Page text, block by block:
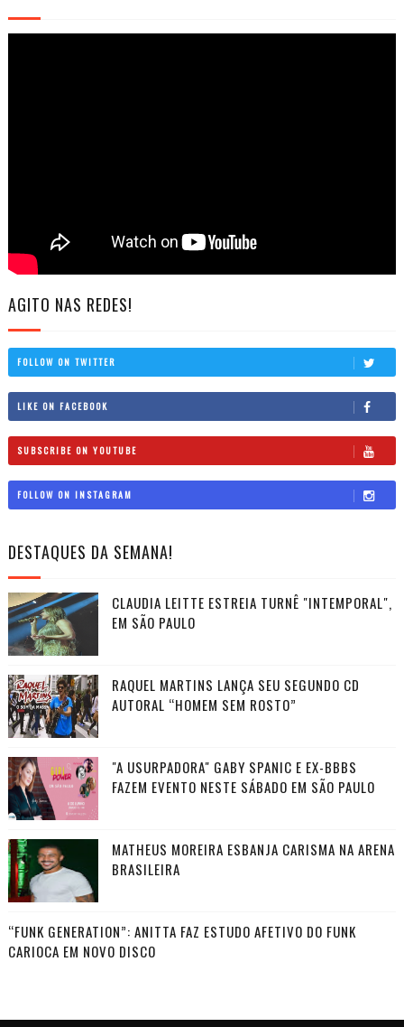
AGITO NAS REDES!
FOLLOW ON TWITTER
LIKE ON FACEBOOK
SUBSCRIBE ON YOUTUBE
FOLLOW ON INSTAGRAM
DESTAQUES DA SEMANA!
CLAUDIA LEITTE ESTREIA TURNÊ "INTEMPORAL",
EM SÃO PAULO
RAQUEL MARTINS LANÇA SEU SEGUNDO CD
AUTORAL “HOMEM SEM ROSTO”
"A USURPADORA" GABY SPANIC E EX-BBBS
FAZEM EVENTO NESTE SÁBADO EM SÃO PAULO
MATHEUS MOREIRA ESBANJA CARISMA NA ARENA
BRASILEIRA
“FUNK GENERATION”: ANITTA FAZ ESTUDO AFETIVO DO FUNK
CARIOCA EM NOVO DISCO